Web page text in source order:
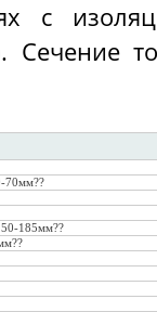
с
Сечение
70мм??
185мм??